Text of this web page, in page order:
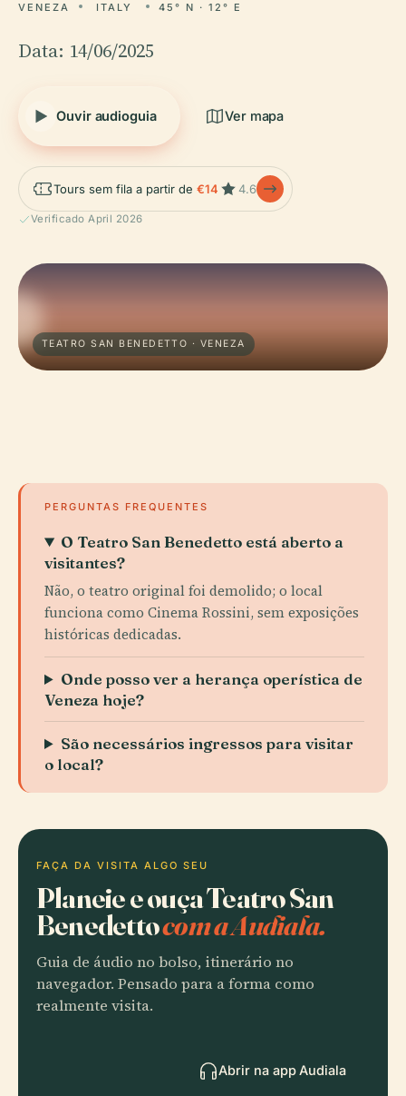
VENEZA ITALY 45° N · 12° E
Data: 14/06/2025
Ouvir audioguia Ver mapa
Tours sem fila a partir de €14 4.6
Verificado April 2026
TEATRO SAN BENEDETTO · VENEZA
PERGUNTAS FREQUENTES
O Teatro San Benedetto está aberto a
visitantes?
Não, o teatro original foi demolido; o local
funciona como Cinema Rossini, sem exposições
históricas dedicadas.
Onde posso ver a herança operística de
Veneza hoje?
São necessários ingressos para visitar
o local?
FAÇA DA VISITA ALGO SEU
Planeie e ouça Teatro San
Benedettocom a Audiala.
Guia de áudio no bolso, itinerário no
navegador. Pensado para a forma como
realmente visita.
Abrir na app Audiala